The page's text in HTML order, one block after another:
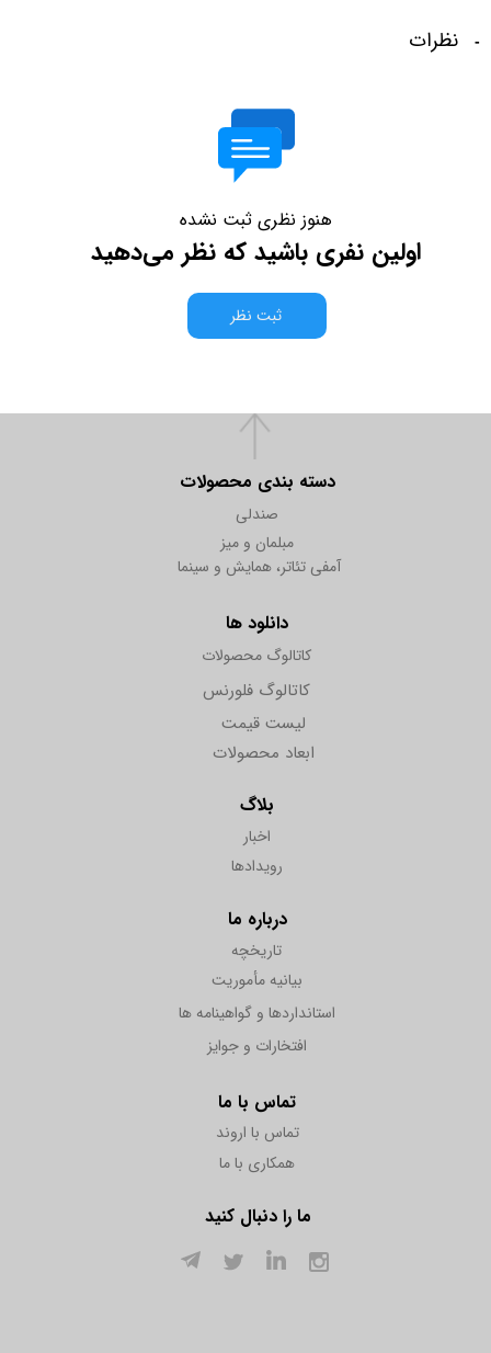
نظرات
هنوز نظری ثبت نشده
اولین نفری باشید که نظر می‌دهید
ثبت نظر
دسته بندی محصولات
صندلی
مبلمان و میز
آمفی تئاتر، همایش و سینما
دانلود ها
کاتالوگ محصولات
کاتالوگ فلورنس
بلاگ
اخبار
رویدادها
درباره ما
تاریخچه
بیانیه مأموریت
استانداردها و گواهینامه ها
افتخارات و جوایز
تماس با ما
تماس با اروند
همکاری با ما
ما را دنبال کنید
ابعاد محصولات
لیست قیمت